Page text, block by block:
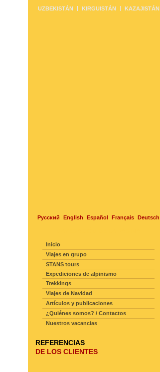
Русский English Español Français Deutsch
UZBEKISTÁN KIRGUISTÁN KAZAJISTÁN
Inicio
Viajes en grupo
STANS tours
Expediciones de alpinismo
Trekkings
Viajes de Navidad
Artículos y publicaciones
¿Quiénes somos? / Contactos
Nuestros vacancias
REFERENCIAS
DE LOS CLIENTES